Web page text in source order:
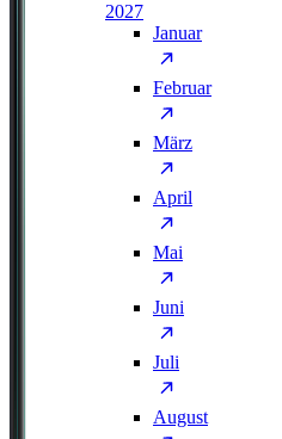
2027
Januar
Februar
März
April
Mai
Juni
Juli
August